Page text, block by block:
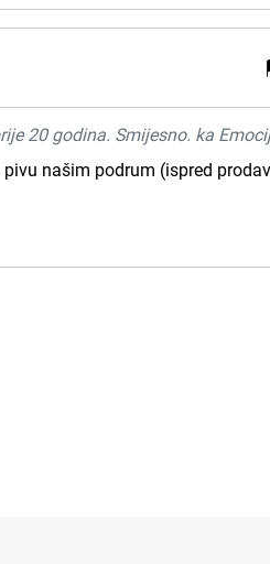
20 godina. Smijesno. ka
našim podrum (ispred